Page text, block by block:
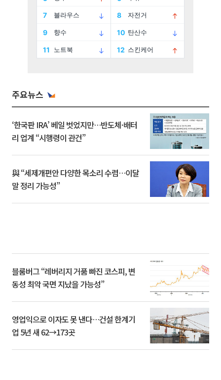
주요뉴스
‘한국판 IRA’ 베일 벗었지만…반도체·배터
리 업계 “시행령이 관건”
與 “세제개편안 다양한 목소리 수렴…이달
말 정리 가능성”
블룸버그 “레버리지 거품 빠진 코스피, 변
동성 최악 국면 지났을 가능성”
영업익으로 이자도 못 낸다…건설 한계기
업 5년 새 62→173곳